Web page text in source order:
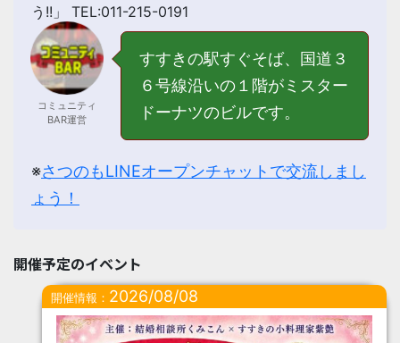
う!!」 TEL:011-215-0191
コミュニティ
BAR運営
すすきの駅すぐそば、国道３
６号線沿いの１階がミスター
ドーナツのビルです。
※さつのもLINEオープンチャットで交流しまし
ょう！
開催予定のイベント
開催情報： 2026/08/08